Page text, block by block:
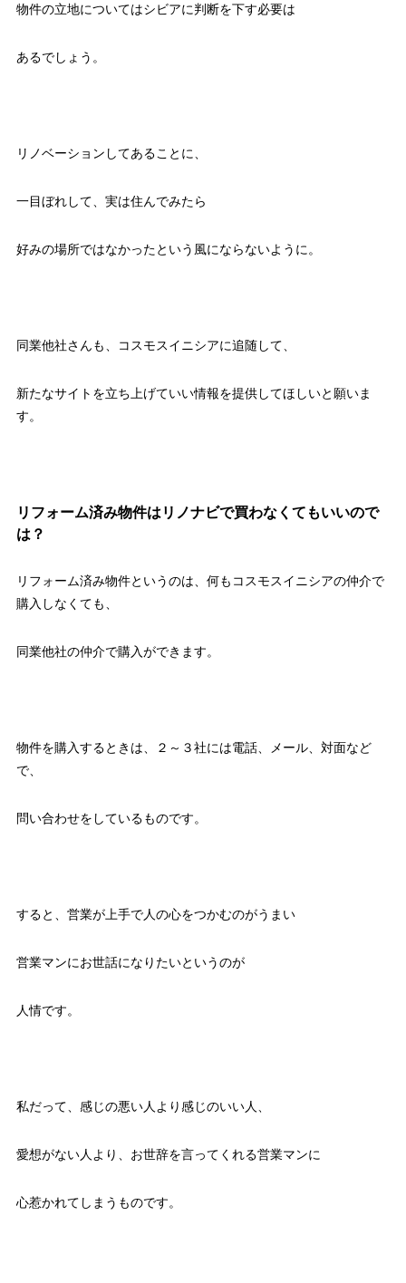
物件の立地についてはシビアに判断を下す必要は
あるでしょう。
リノベーションしてあることに、
一目ぼれして、実は住んでみたら
好みの場所ではなかったという風にならないように。
同業他社さんも、コスモスイニシアに追随して、
新たなサイトを立ち上げていい情報を提供してほしいと願いま
す。
リフォーム済み物件はリノナビで買わなくてもいいので
は？
リフォーム済み物件というのは、何もコスモスイニシアの仲介で
購入しなくても、
同業他社の仲介で購入ができます。
物件を購入するときは、２～３社には電話、メール、対面など
で、
問い合わせをしているものです。
すると、営業が上手で人の心をつかむのがうまい
営業マンにお世話になりたいというのが
人情です。
私だって、感じの悪い人より感じのいい人、
愛想がない人より、お世辞を言ってくれる営業マンに
心惹かれてしまうものです。